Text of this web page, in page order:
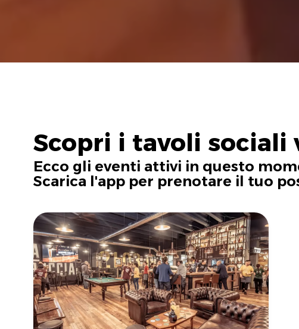
Scopri i tavoli sociali
Ecco gli eventi attivi in questo
Scarica l'app per prenotare il tuo